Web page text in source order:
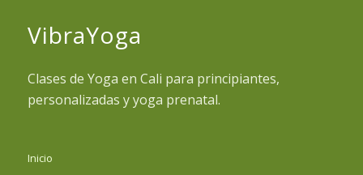
VibraYoga
Clases de Yoga en Cali para principiantes,
personalizadas y yoga prenatal.
Inicio